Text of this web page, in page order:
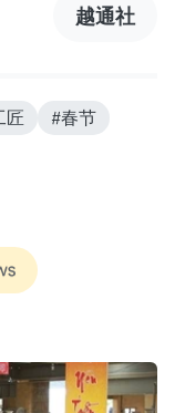
越通社
匠
#春节